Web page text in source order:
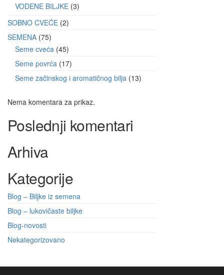
VODENE BILJKE 3
SOBNO CVEĆE 2
SEMENA 75
Seme cveća 45
Seme povrća 17
Seme začinskog i aromatičnog bilja 13
Nema komentara za prikaz.
Poslednji komentari
Arhiva
Kategorije
Blog – Biljke iz semena
Blog – lukovičaste biljke
Blog-novosti
Nekategorizovano